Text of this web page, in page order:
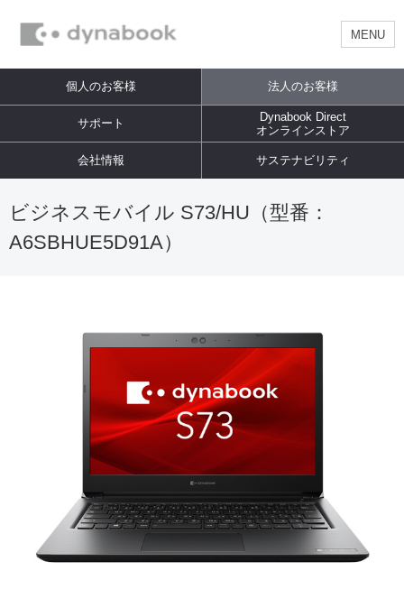
MENU
個人のお客様 法人のお客様
サポート
Dynabook Direct
オンラインストア
会社情報 サステナビリティ
ビジネスモバイル S73/HU（型番：
A6SBHUE5D91A）